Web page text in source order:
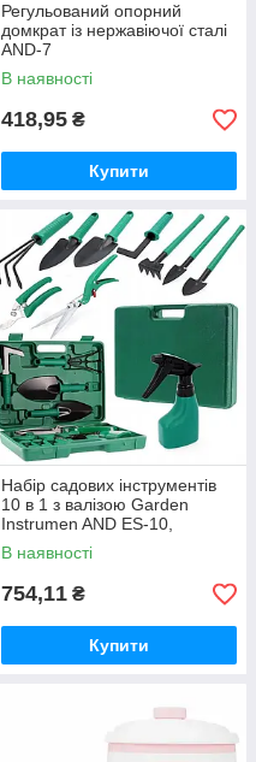
Регульований опорний
домкрат із нержавіючої сталі
AND-7
В наявності
418,95 ₴
Купити
Набір садових інструментів
10 в 1 з валізою Garden
Instrumen AND ES-10,
інвентар для городу та саду
В наявності
754,11 ₴
Купити